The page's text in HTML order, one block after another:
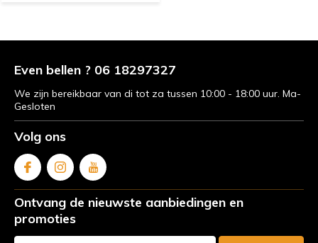
Even bellen ? 06 18297327
We zijn bereikbaar van di tot za tussen 10:00 - 18:00 uur. Ma-
Gesloten
Volg ons
Ontvang de nieuwste aanbiedingen en
promoties